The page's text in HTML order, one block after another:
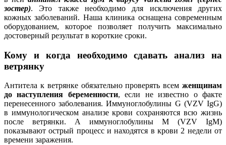
зостер). Это также необходимо для исключения других
кожных заболеваний. Наша клиника оснащена современным
оборудованием, которое позволяет получить максимально
достоверный результат в короткие сроки.
Кому и когда необходимо сдавать анализ на
ветрянку
Антитела к ветрянке обязательно проверять всем женщинам
до наступления беременности, если не известно о факте
перенесенного заболевания. Иммуноглобулины G (VZV IgG)
в иммунологическом анализе крови сохраняются всю жизнь
после ветрянки. А иммуноглобулины М (VZV IgМ)
показывают острый процесс и находятся в крови 2 недели от
времени заражения.